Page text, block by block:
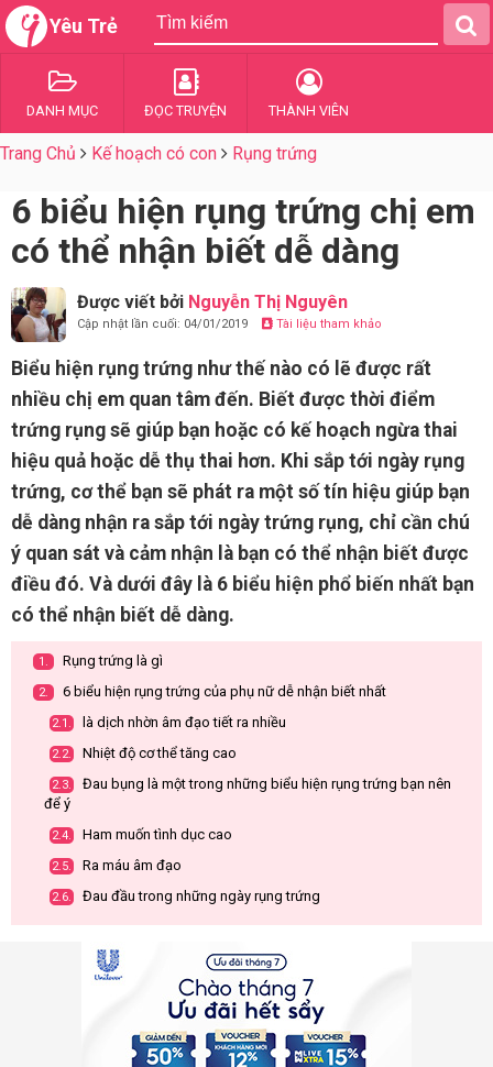
Yêu Trẻ
DANH MỤC ĐỌC TRUYỆN THÀNH VIÊN
Trang Chủ Kế hoạch có con Rụng trứng
6 biểu hiện rụng trứng chị em
có thể nhận biết dễ dàng
Được viết bởi Nguyễn Thị Nguyên
Cập nhật lần cuối: 04/01/2019 Tài liệu tham khảo
Biểu hiện rụng trứng như thế nào có lẽ được rất
nhiều chị em quan tâm đến. Biết được thời điểm
trứng rụng sẽ giúp bạn hoặc có kế hoạch ngừa thai
hiệu quả hoặc dễ thụ thai hơn. Khi sắp tới ngày rụng
trứng, cơ thể bạn sẽ phát ra một số tín hiệu giúp bạn
dễ dàng nhận ra sắp tới ngày trứng rụng, chỉ cần chú
ý quan sát và cảm nhận là bạn có thể nhận biết được
điều đó. Và dưới đây là 6 biểu hiện phổ biến nhất bạn
có thể nhận biết dễ dàng.
1. Rụng trứng là gì
2. 6 biểu hiện rụng trứng của phụ nữ dễ nhận biết nhất
2.1. là dịch nhờn âm đạo tiết ra nhiều
2.2. Nhiệt độ cơ thể tăng cao
2.3.
Đau bụng là một trong những biểu hiện rụng trứng bạn nên
để ý
2.4. Ham muốn tình dục cao
2.5. Ra máu âm đạo
2.6. Đau đầu trong những ngày rụng trứng